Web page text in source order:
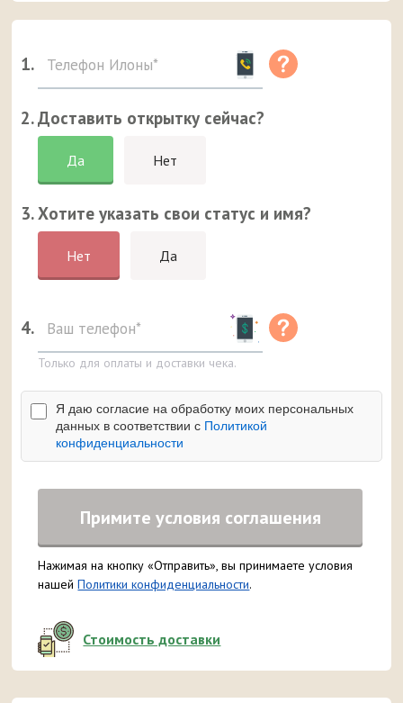
1.
2. Доставить открытку сейчас?
Да Нет
3. Хотите указать свои статус и имя?
Нет Да
4.
Только для оплаты и доставки чека.
Я даю согласие на обработку моих персональных
данных в соответствии с Политикой
конфиденциальности
Примите условия соглашения
Нажимая на кнопку «Отправить», вы принимаете условия
нашейПолитики конфиденциальности.
Стоимость доставки